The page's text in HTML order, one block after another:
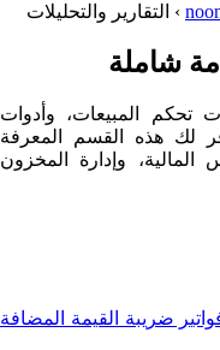
› التقارير والتحليلات
شاملة
تحكم المبيعات، وأدوات
لك هذه القسم المعرفة
المالية، وإدارة المخزون
ضريبة القيمة المضافة